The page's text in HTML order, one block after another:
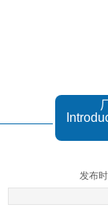
发布